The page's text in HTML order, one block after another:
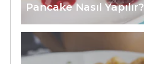
Pancake Nasıl Yapılır?